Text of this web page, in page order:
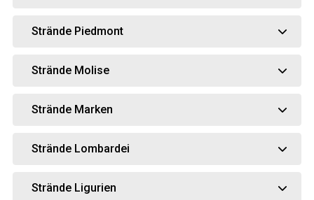
Strände Piedmont
Strände Molise
Strände Marken
Strände Lombardei
Strände Ligurien